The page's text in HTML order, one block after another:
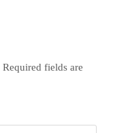
Required fields are